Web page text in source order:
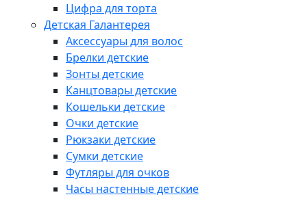
Цифра для торта
Детская Галантерея
Аксессуары для волос
Брелки детские
Зонты детские
Канцтовары детские
Кошельки детские
Очки детские
Рюкзаки детские
Сумки детские
Футляры для очков
Часы настенные детские